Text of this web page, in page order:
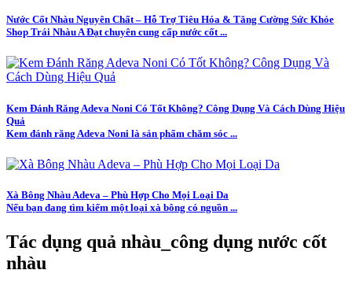
Nước Cốt Nhàu Nguyên Chất – Hỗ Trợ Tiêu Hóa & Tăng Cường Sức Khỏe
Shop Trái Nhàu A Đạt chuyên cung cấp nước cốt ...
Kem Đánh Răng Adeva Noni Có Tốt Không? Công Dụng Và Cách Dùng Hiệu
Quả
Kem đánh răng Adeva Noni là sản phẩm chăm sóc ...
Xà Bông Nhàu Adeva – Phù Hợp Cho Mọi Loại Da
Nếu bạn đang tìm kiếm một loại xà bông có nguồn ...
Tác dụng quả nhàu_công dụng nước cốt
nhàu